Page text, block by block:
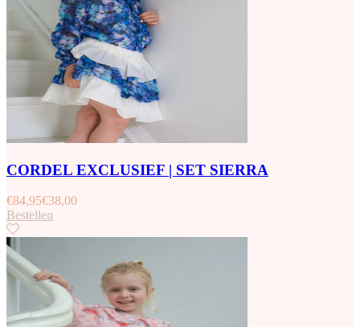
CORDEL EXCLUSIEF | SET SIERRA
€84,95€38,00
Bestellen